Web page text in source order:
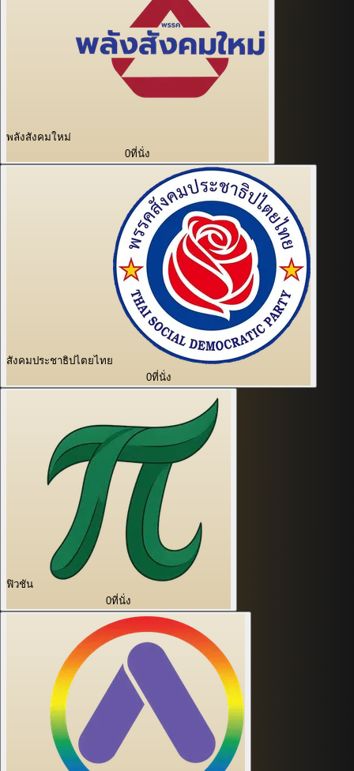
พลังสังคมใหม่
0ที่นั่ง
สังคมประชาธิปไตยไทย
0ที่นั่ง
ฟิวชัน
0ที่นั่ง